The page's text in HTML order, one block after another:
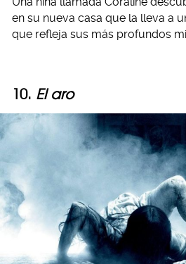
en su nueva casa que la lleva a
que refleja sus más profundos
10. El aro